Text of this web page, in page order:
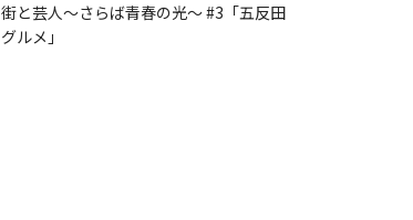
街と芸人～さらば青春の光～ #3「五反田
グルメ」